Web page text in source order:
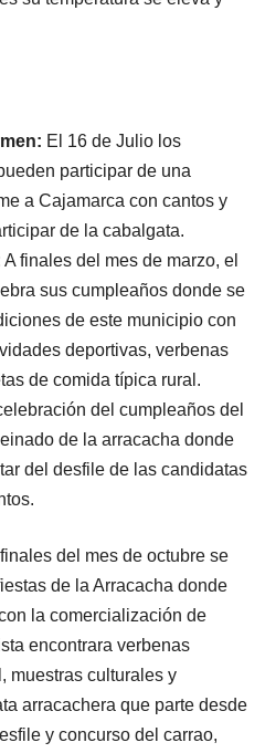
El 16 de Julio los
participar de una
a Cajamarca con cantos y
de la cabalgata.
finales del mes de marzo, el
sus cumpleaños donde se
de este municipio con
deportivas, verbenas
de comida típica rural.
del cumpleaños del
de la arracacha donde
del desfile de las candidatas
finales del mes de octubre se
de la Arracacha donde
la comercialización de
encontrara verbenas
muestras culturales y
arracachera que parte desde
y concurso del carrao,